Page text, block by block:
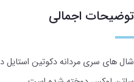
توضیحات اجمالی